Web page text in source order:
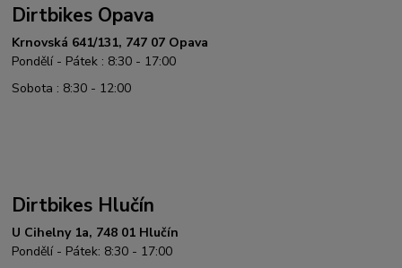
Dirtbikes Opava
Krnovská 641/131, 747 07 Opava
Pondělí - Pátek : 8:30 - 17:00
Sobota : 8:30 - 12:00
Dirtbikes Hlučín
U Cihelny 1a, 748 01 Hlučín
Pondělí - Pátek: 8:30 - 17:00